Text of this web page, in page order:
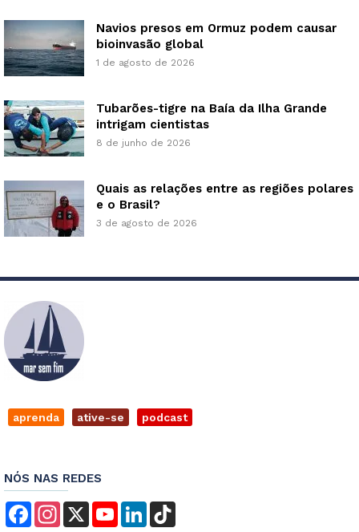
Navios presos em Ormuz podem causar
bioinvasão global
1 de agosto de 2026
Tubarões-tigre na Baía da Ilha Grande
intrigam cientistas
8 de junho de 2026
Quais as relações entre as regiões polares
e o Brasil?
3 de agosto de 2026
aprenda ative-se podcast
NÓS NAS REDES
FacebookInstagram
X YouTubeLinkedIn